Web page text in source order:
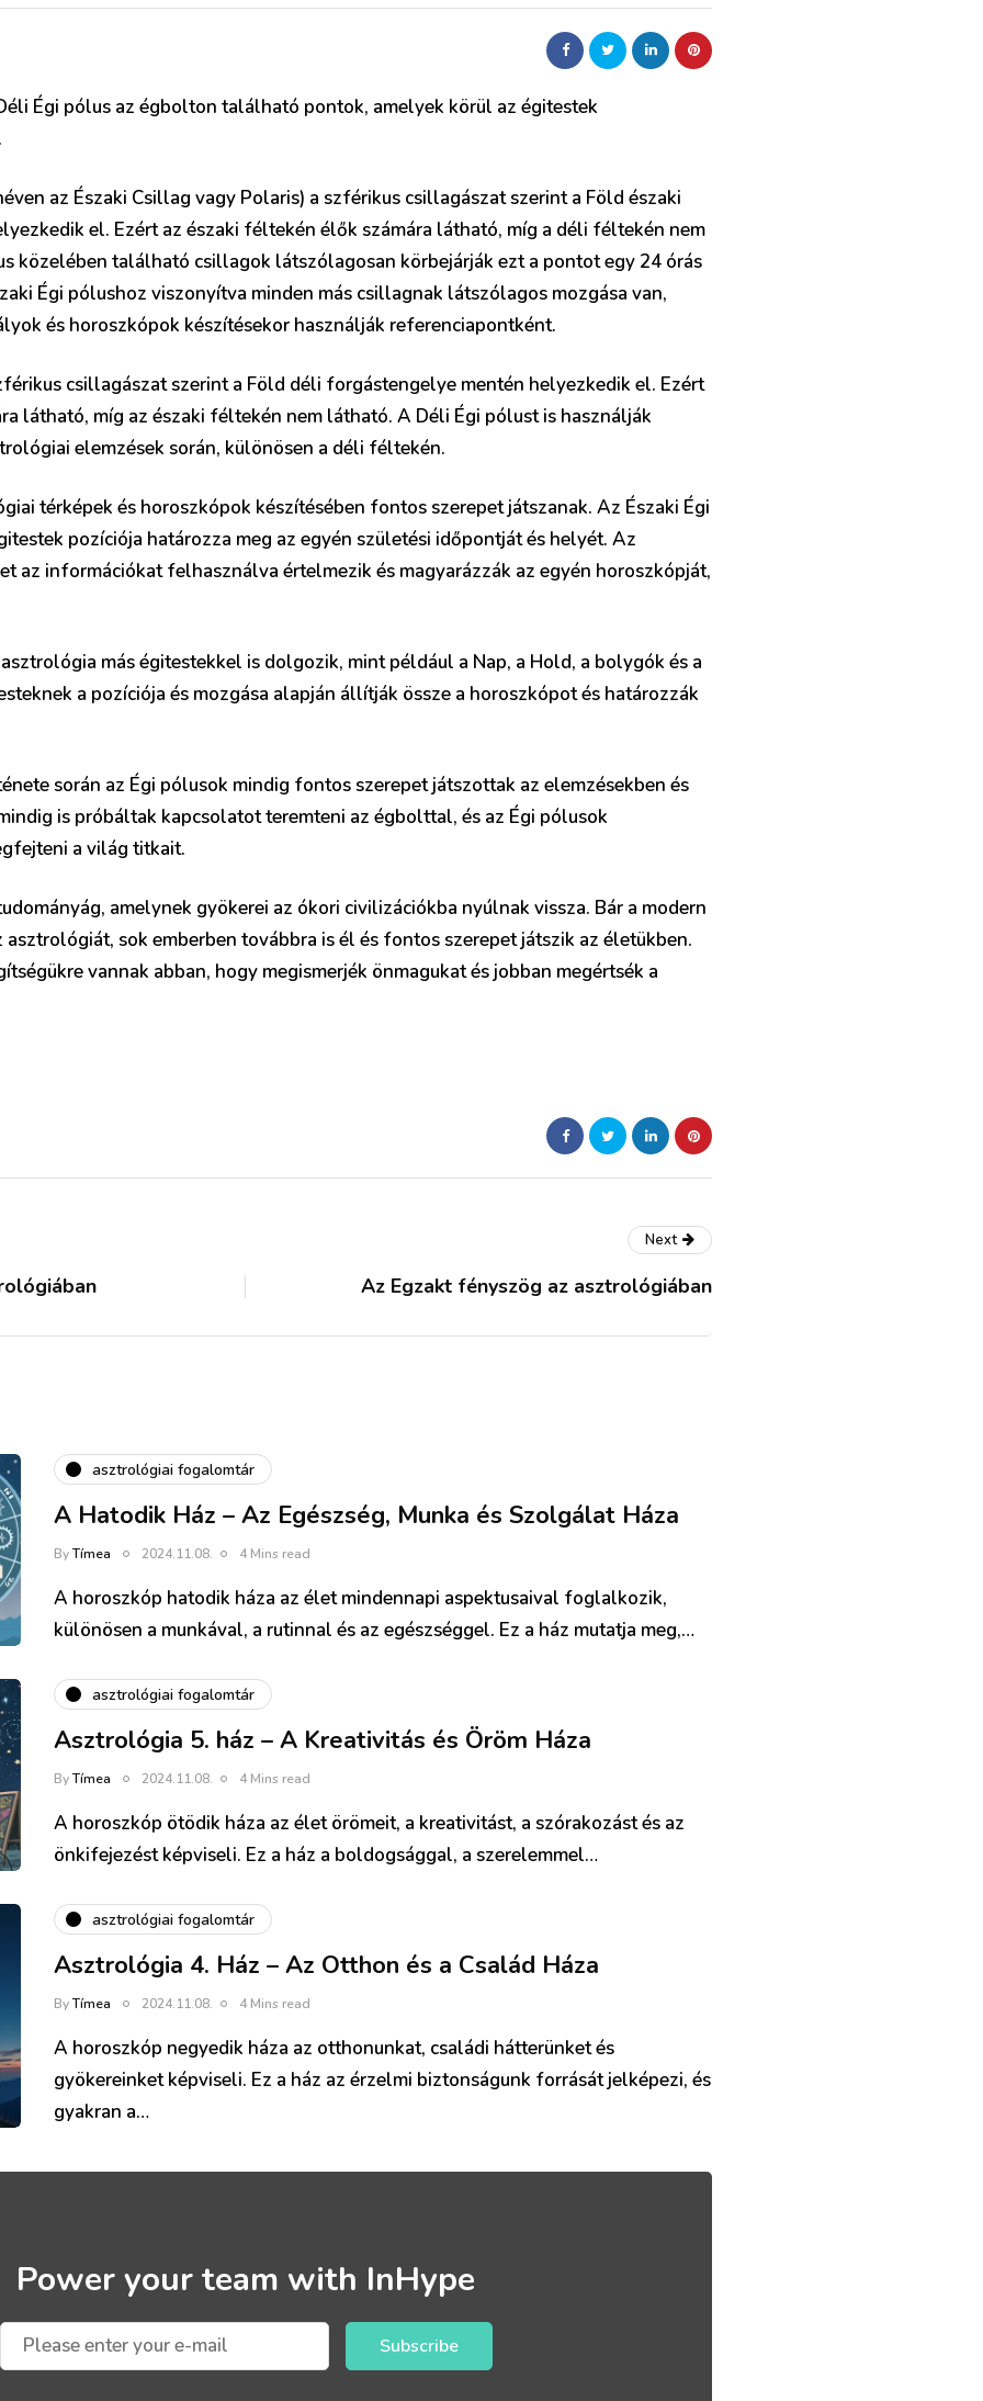
Égi pólus az égbolton található pontok, amelyek körül az égitestek
az Északi Csillag vagy Polaris) a szférikus csillagászat szerint a Föld északi
el. Ezért az északi féltekén élők számára látható, míg a déli féltekén nem
közelében található csillagok látszólagosan körbejárják ezt a pontot egy 24 órás
Égi pólushoz viszonyítva minden más csillagnak látszólagos mozgása van,
és horoszkópok készítésekor használják referenciapontként.
csillagászat szerint a Föld déli forgástengelye mentén helyezkedik el. Ezért
látható, míg az északi féltekén nem látható. A Déli Égi pólust is használják
elemzések során, különösen a déli féltekén.
térképek és horoszkópok készítésében fontos szerepet játszanak. Az Északi Égi
pozíciója határozza meg az egyén születési időpontját és helyét. Az
az információkat felhasználva értelmezik és magyarázzák az egyén horoszkópját,
más égitestekkel is dolgozik, mint például a Nap, a Hold, a bolygók és a
a pozíciója és mozgása alapján állítják össze a horoszkópot és határozzák
során az Égi pólusok mindig fontos szerepet játszottak az elemzésekben és
is próbáltak kapcsolatot teremteni az égbolttal, és az Égi pólusok
a világ titkait.
amelynek gyökerei az ókori civilizációkba nyúlnak vissza. Bár a modern
asztrológiát, sok emberben továbbra is él és fontos szerepet játszik az életükben.
vannak abban, hogy megismerjék önmagukat és jobban megértsék a
Next
Az Egzakt fényszög az asztrológiában
asztrológiai fogalomtár
A Hatodik Ház – Az Egészség, Munka és Szolgálat Háza
ByTímea 2024.11.08. 4 Mins read
A horoszkóp hatodik háza az élet mindennapi aspektusaival foglalkozik,
különösen a munkával, a rutinnal és az egészséggel. Ez a ház mutatja meg,…
asztrológiai fogalomtár
Asztrológia 5. ház – A Kreativitás és Öröm Háza
ByTímea 2024.11.08. 4 Mins read
A horoszkóp ötödik háza az élet örömeit, a kreativitást, a szórakozást és az
önkifejezést képviseli. Ez a ház a boldogsággal, a szerelemmel…
asztrológiai fogalomtár
Asztrológia 4. Ház – Az Otthon és a Család Háza
ByTímea 2024.11.08. 4 Mins read
A horoszkóp negyedik háza az otthonunkat, családi hátterünket és
gyökereinket képviseli. Ez a ház az érzelmi biztonságunk forrását jelképezi, és
gyakran a…
Power your team with InHype
Subscribe